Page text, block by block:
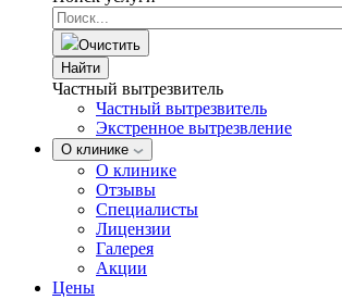
Очистить
Найти
Частный вытрезвитель
Частный вытрезвитель
Экстренное вытрезвление
О клинике
О клинике
Отзывы
Специалисты
Лицензии
Галерея
Акции
Цены